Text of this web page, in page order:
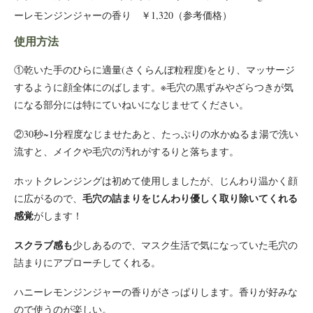
ーレモンジンジャーの香り ￥1,320（参考価格）
使用方法
①乾いた手のひらに適量(さくらんぼ粒程度)をとり、マッサージ
するように顔全体にのばします。※毛穴の黒ずみやざらつきが気
になる部分には特にていねいになじませてください。
②30秒~1分程度なじませたあと、たっぷりの水かぬるま湯で洗い
流すと、メイクや毛穴の汚れがするりと落ちます。
ホットクレンジングは初めて使用しましたが、じんわり温かく顔
に広がるので、 毛穴の詰まりをじんわり優しく取り除いてくれる
感覚がします！
スクラブ感も少しあるので、マスク生活で気になっていた毛穴の
詰まりにアプローチしてくれる。
ハニーレモンジンジャーの香りがさっぱりします。香りが好みな
ので使うのが楽しい。